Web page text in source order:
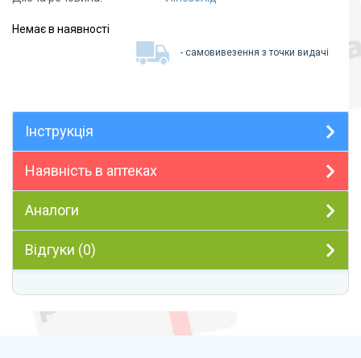
Немає в наявності
- самовивезення з точки видачі
Інструкція
Наявність в аптеках
Аналоги
Відгуки (0)